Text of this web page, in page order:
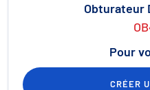
Obturateur
Pour
CRÉER